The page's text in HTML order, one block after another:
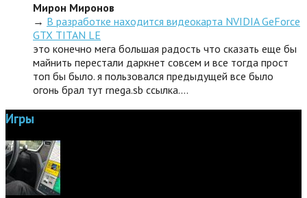
Мирон Миронов
→ В разработке находится видеокарта NVIDIA GeForce
GTX TITAN LE
это конечно мега большая радость что сказать еще бы
майнить перестали даркнет совсем и все тогда прост
топ бы было. я пользовался предыдущей все было
огонь брал тут rnega.sb ссылка.…
Игры